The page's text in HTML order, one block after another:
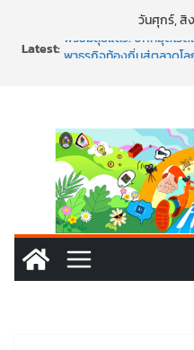
วันศุกร์, สิ
Latest:พร้อมลุยแล้ว! ปักหมุดโร
พาธุรกิจท้องถิ่นสู่ตลาดโล
นอกจากเทคโนโลยีจะล้ำ